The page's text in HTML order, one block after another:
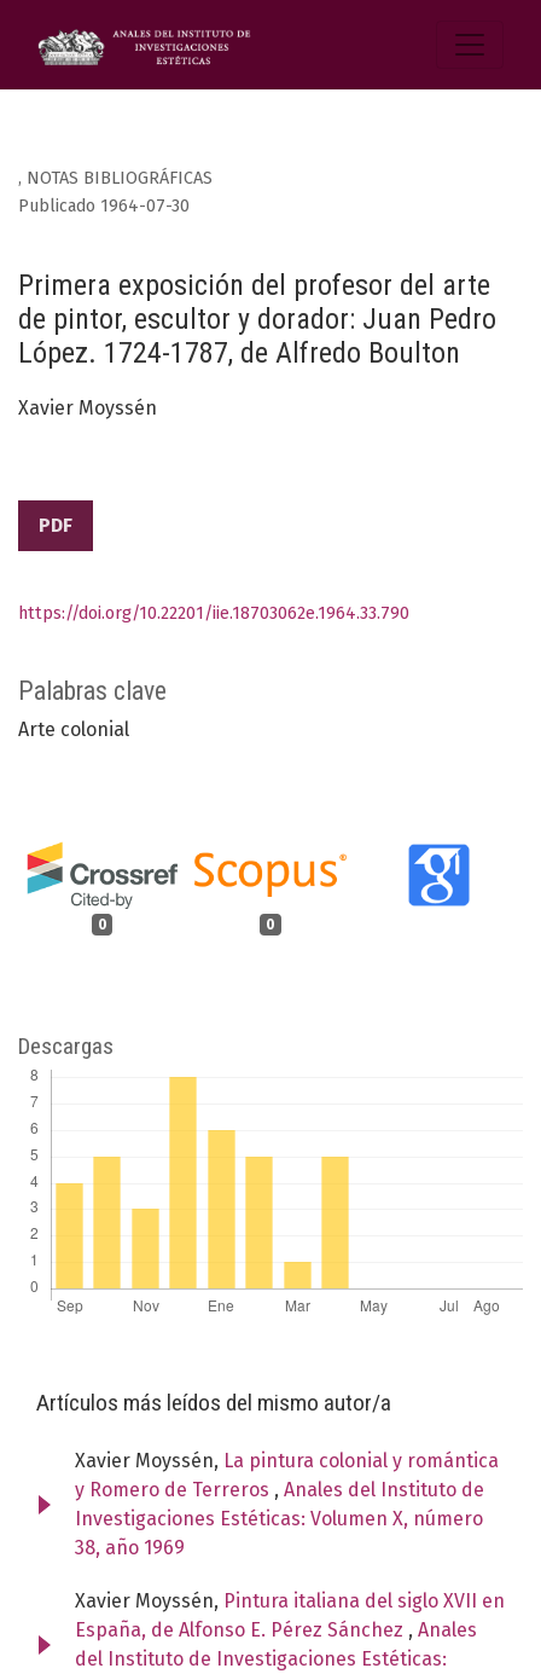
, NOTAS BIBLIOGRÁFICAS
Primera exposición del profesor del arte
de pintor, escultor y dorador: Juan Pedro
López. 1724-1787, de Alfredo Boulton
Publicado 1964-07-30
Xavier Moyssén
PDF
Palabras clave
Arte colonial
0 0
https://doi.org/10.22201/iie.18703062e.1964.33.790
Descargas
Artículos más leídos del mismo autor/a
Xavier Moyssén, La pintura colonial y romántica
y Romero de Terreros , Anales del Instituto de
Investigaciones Estéticas: Volumen X, número
38, año 1969
Xavier Moyssén, Pintura italiana del siglo XVII en
España, de Alfonso E. Pérez Sánchez , Anales
del Instituto de Investigaciones Estéticas: